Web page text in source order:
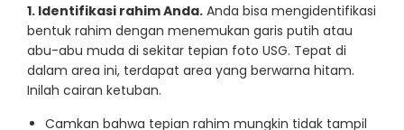
1. Identifikasi rahim Anda. Anda bisa mengidentifikasi
bentuk rahim dengan menemukan garis putih atau
abu-abu muda di sekitar tepian foto USG. Tepat di
dalam area ini, terdapat area yang berwarna hitam.
Inilah cairan ketuban.
Camkan bahwa tepian rahim mungkin tidak tampil